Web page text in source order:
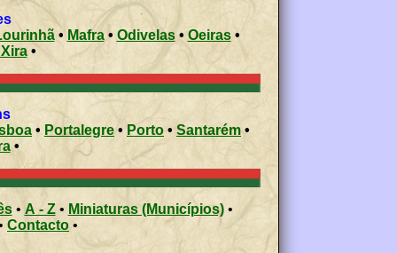
• Mafra• Odivelas• Oeiras•
•
• Portalegre• Porto • Santarém•
•
• A - Z• Miniaturas (Municípios)•
Contacto •